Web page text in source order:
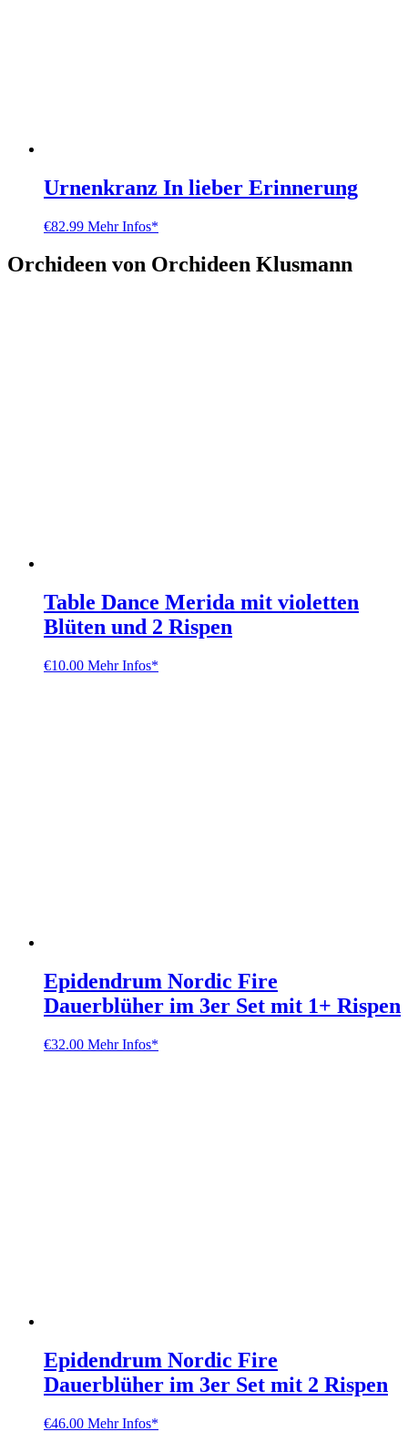
Urnenkranz In lieber Erinnerung
€82.99 Mehr Infos*
Orchideen von Orchideen Klusmann
Table Dance Merida mit violetten
Blüten und 2 Rispen
€10.00 Mehr Infos*
Epidendrum Nordic Fire
Dauerblüher im 3er Set mit 1+ Rispen
€32.00 Mehr Infos*
Epidendrum Nordic Fire
Dauerblüher im 3er Set mit 2 Rispen
€46.00 Mehr Infos*